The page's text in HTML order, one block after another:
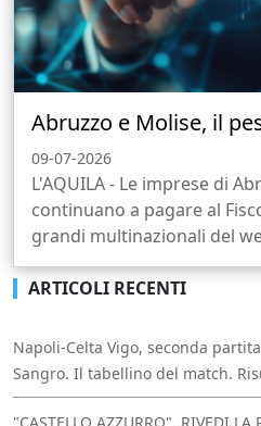
Abruzzo e Molise, il
09-07-2026
L'AQUILA - Le imprese di
continuano a pagare al
grandi multinazionali del
ARTICOLI RECENTI
Napoli-Celta Vigo, seconda
Sangro. Il tabellino del match.
"CASTELLO AZZURRO", RIVEDI